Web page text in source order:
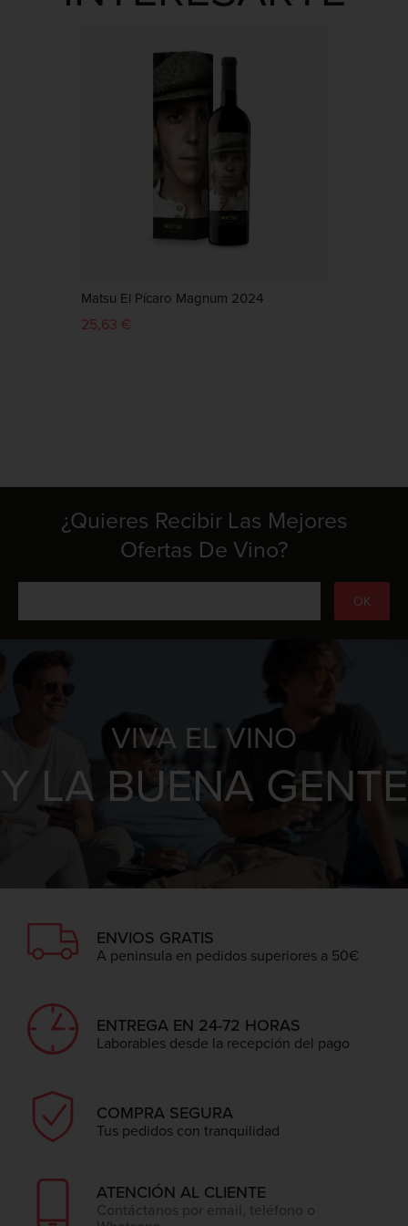
Matsu El Pícaro Magnum 2024
25,63 €
¿Quieres Recibir Las Mejores
Ofertas De Vino?
VIVA EL VINO
Y LA BUENA GENTE
ENVIOS GRATIS
A peninsula en pedidos superiores a 50€
ENTREGA EN 24-72 HORAS
Laborables desde la recepción del pago
COMPRA SEGURA
Tus pedidos con tranquilidad
ATENCIÓN AL CLIENTE
Contáctanos por email, teléfono o